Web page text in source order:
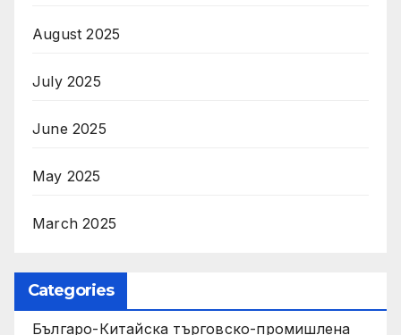
August 2025
July 2025
June 2025
May 2025
March 2025
Categories
Българо-Китайска търговско-промишлена